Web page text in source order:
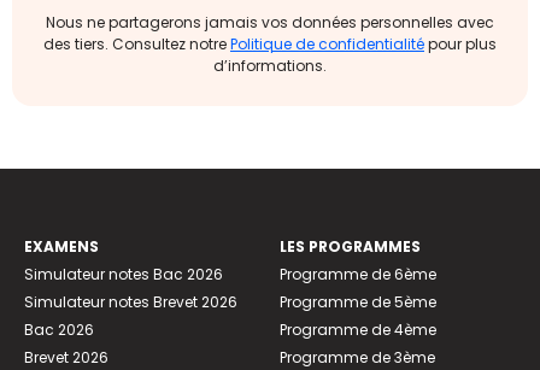
Nous ne partagerons jamais vos données personnelles avec
des tiers. Consultez notrePolitique de confidentialitépour plus
d’informations.
EXAMENS
Simulateur notes Bac 2026
Simulateur notes Brevet 2026
Bac 2026
Brevet 2026
LES PROGRAMMES
Programme de 6ème
Programme de 5ème
Programme de 4ème
Programme de 3ème